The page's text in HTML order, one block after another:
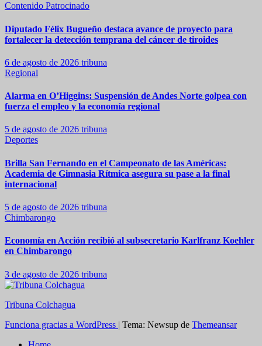
Contenido Patrocinado
Diputado Félix Bugueño destaca avance de proyecto para
fortalecer la detección temprana del cáncer de tiroides
6 de agosto de 2026 tribuna
Regional
Alarma en O’Higgins: Suspensión de Andes Norte golpea con
fuerza el empleo y la economía regional
5 de agosto de 2026 tribuna
Deportes
Brilla San Fernando en el Campeonato de las Américas:
Academia de Gimnasia Rítmica asegura su pase a la final
internacional
5 de agosto de 2026 tribuna
Chimbarongo
Economía en Acción recibió al subsecretario Karlfranz Koehler
en Chimbarongo
3 de agosto de 2026 tribuna
Tribuna Colchagua
Funciona gracias a WordPress | Tema: Newsup de Themeansar